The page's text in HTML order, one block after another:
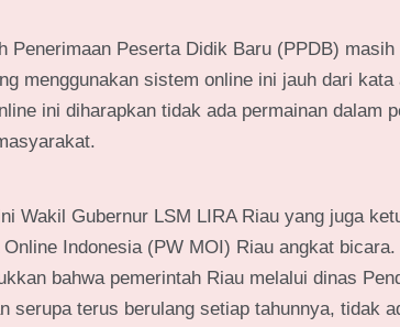
Penerimaan Peserta Didik Baru (PPDB)
menggunakan sistem online ini jauh dari
ini diharapkan tidak ada permainan dalam
Wakil Gubernur LSM LIRA Riau yang juga
Indonesia (PW MOI) Riau angkat
bahwa pemerintah Riau melalui dinas
serupa terus berulang setiap tahunnya, tidak